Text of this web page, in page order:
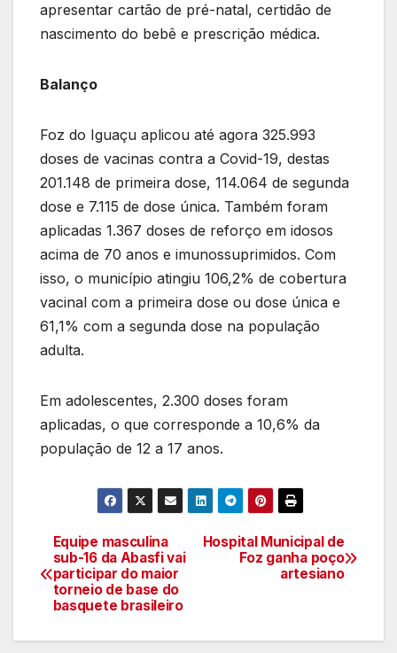
apresentar cartão de pré-natal, certidão de
nascimento do bebê e prescrição médica.
Balanço
Foz do Iguaçu aplicou até agora 325.993
doses de vacinas contra a Covid-19, destas
201.148 de primeira dose, 114.064 de segunda
dose e 7.115 de dose única. Também foram
aplicadas 1.367 doses de reforço em idosos
acima de 70 anos e imunossuprimidos. Com
isso, o município atingiu 106,2% de cobertura
vacinal com a primeira dose ou dose única e
61,1% com a segunda dose na população
adulta.
Em adolescentes, 2.300 doses foram
aplicadas, o que corresponde a 10,6% da
população de 12 a 17 anos.
Navegação
de
artigos
Hospital Municipal de
Foz ganha poço
artesiano
Equipe masculina
sub-16 da Abasfi vai
participar do maior
torneio de base do
basquete brasileiro